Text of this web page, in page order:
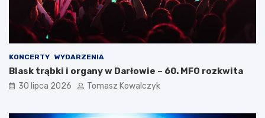
KONCERTY WYDARZENIA
Blask trąbki i organy w Darłowie – 60. MFO rozkwita
30 lipca 2026 Tomasz Kowalczyk